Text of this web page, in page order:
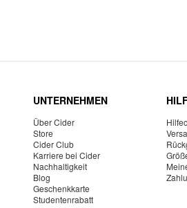
UNTERNEHMEN
Über Cider
Store
Cider Club
Karriere bei Cider
Nachhaltigkeit
Blog
Geschenkkarte
Studentenrabatt